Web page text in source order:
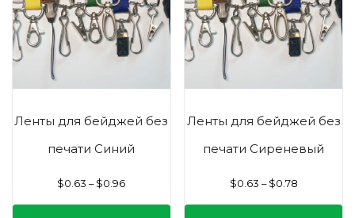
Ленты для бейджей без
печати Синий
$0.63 – $0.96
Ленты для бейджей без
печати Сиреневый
$0.63 – $0.78